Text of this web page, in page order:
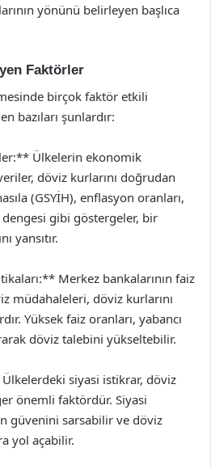
yönünü belirleyen başlıca
Faktörler
birçok faktör etkili
bazıları şunlardır:
Ülkelerin ekonomik
döviz kurlarını doğrudan
(GSYİH), enflasyon oranları,
gibi göstergeler, bir
yansıtır.
Merkez bankalarının faiz
müdahaleleri, döviz kurlarını
Yüksek faiz oranları, yabancı
döviz talebini yükseltebilir.
siyasi istikrar, döviz
önemli faktördür. Siyasi
güvenini sarsabilir ve döviz
yol açabilir.